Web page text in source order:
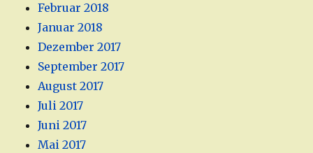
Februar 2018
Januar 2018
Dezember 2017
September 2017
August 2017
Juli 2017
Juni 2017
Mai 2017